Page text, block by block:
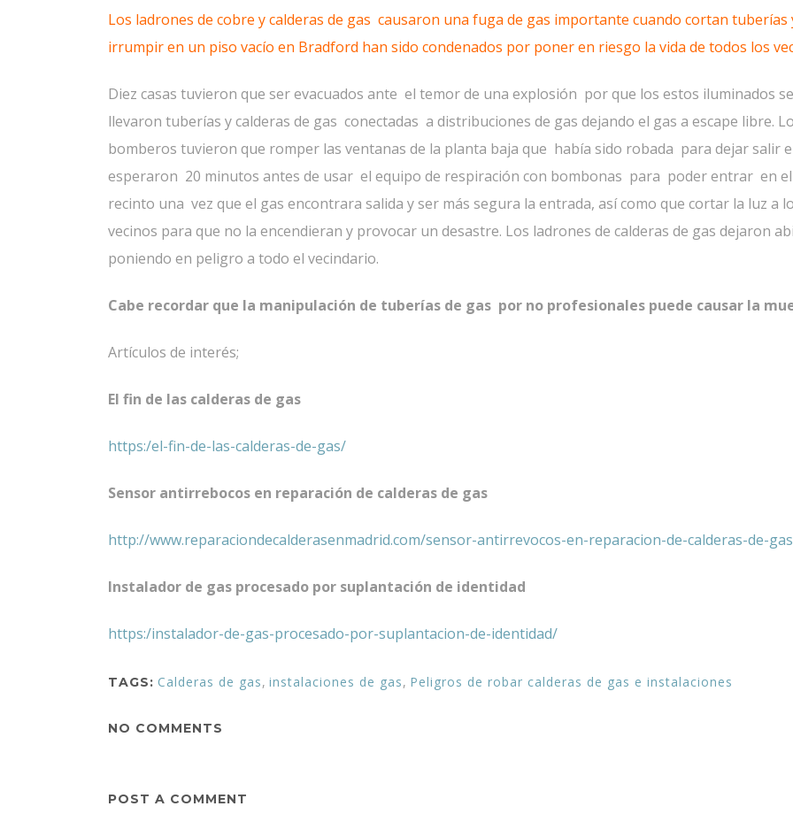
Los ladrones de cobre ycalderas de gas causaron una fuga de gas importante cuando cortan tuberías
irrumpir en un piso vacío en Bradford han sido condenados por poner en riesgo la vida de todos los
Diez casas tuvieron que ser evacuados ante el temor de una explosión por que los estos iluminados se
llevaron tuberías y calderas de gas conectadas a distribuciones de gas dejando el gas a escape libre.
bomberos tuvieron que romper las ventanas de la planta baja que había sido robada para dejar salir
esperaron 20 minutos antes de usar el equipo de respiración con bombonas para poder entrar en el
recinto una vez que el gas encontrara salida y ser más segura la entrada, así como que cortar la luz a
vecinos para que no la encendieran y provocar un desastre. Los ladrones de calderas de gas dejaron
poniendo en peligro a todo el vecindario.
Cabe recordar que la manipulación de tuberías de gas por no profesionales puede causar la
Artículos de interés;
El fin de las calderas de gas
https:/el-fin-de-las-calderas-de-gas/
Sensor antirrebocos en reparación de calderas de gas
http://www.reparaciondecalderasenmadrid.com/sensor-antirrevocos-en-reparacion-de-calderas-de-
Instalador de gas procesado por suplantación de identidad
https:/instalador-de-gas-procesado-por-suplantacion-de-identidad/
TAGS: Calderas de gas, instalaciones de gas, Peligros de robar calderas de gas e instalaciones
NO COMMENTS
POST A COMMENT